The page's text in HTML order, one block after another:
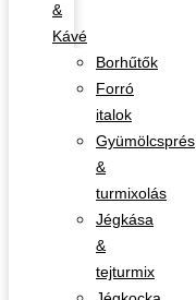
&
Kávé
Borhűtők
Forró
italok
Gyümölcsprés
&
turmixolás
Jégkása
&
tejturmix